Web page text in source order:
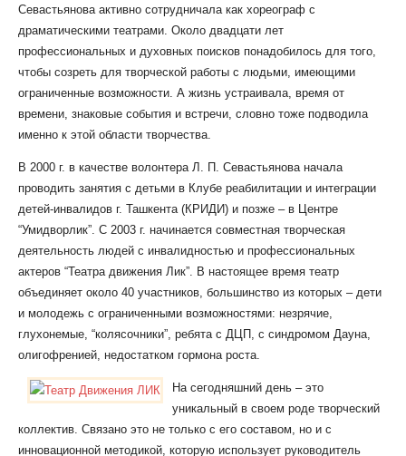
Севастьянова активно сотрудничала как хореограф с
драматическими театрами. Около двадцати лет
профессиональных и духовных поисков понадобилось для того,
чтобы созреть для творческой работы с людьми, имеющими
ограниченные возможности. А жизнь устраивала, время от
времени, знаковые события и встречи, словно тоже подводила
именно к этой области творчества.
В 2000 г. в качестве волонтера Л. П. Севастьянова начала
проводить занятия с детьми в Клубе реабилитации и интеграции
детей-инвалидов г. Ташкента (КРИДИ) и позже – в Центре
“Умидворлик”. С 2003 г. начинается совместная творческая
деятельность людей с инвалидностью и профессиональных
актеров “Театра движения Лик”. В настоящее время театр
объединяет около 40 участников, большинство из которых – дети
и молодежь с ограниченными возможностями: незрячие,
глухонемые, “колясочники”, ребята с ДЦП, с синдромом Дауна,
олигофренией, недостатком гормона роста.
На сегодняшний день – это
уникальный в своем роде творческий
коллектив. Связано это не только с его составом, но и с
инновационной методикой, которую использует руководитель